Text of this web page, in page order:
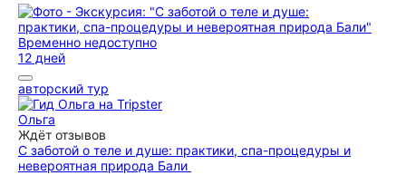
Временно недоступно
12 дней
авторский тур
Ольга
Ждёт отзывов
С заботой о теле и душе: практики, спа-процедуры и
невероятная природа Бали